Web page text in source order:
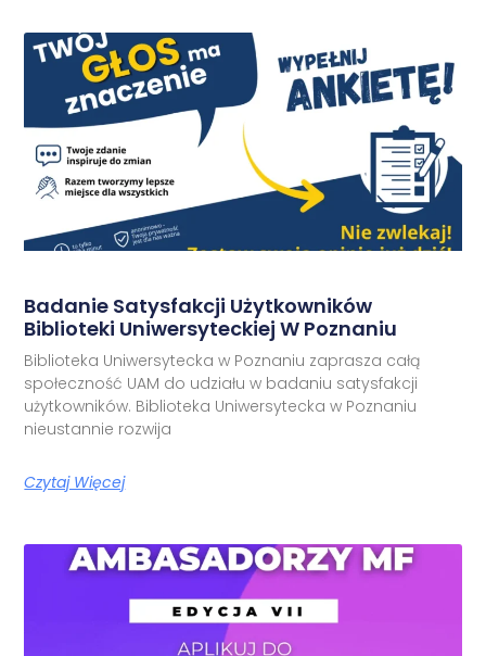
Badanie Satysfakcji Użytkowników
Biblioteki Uniwersyteckiej W Poznaniu
Biblioteka Uniwersytecka w Poznaniu zaprasza całą
społeczność UAM do udziału w badaniu satysfakcji
użytkowników. Biblioteka Uniwersytecka w Poznaniu
nieustannie rozwija
Czytaj Więcej